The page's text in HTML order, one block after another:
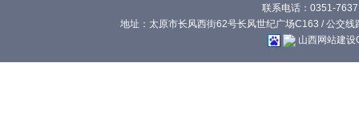
联系电话：0351-
地址：太原市长风西街62号长风世纪广场C163 / 公交
山西网站建设